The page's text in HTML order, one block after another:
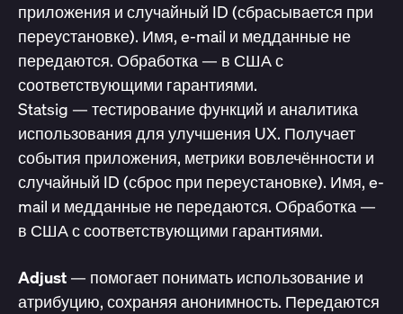
приложения и случайный ID (сбрасывается при
переустановке). Имя, e-mail и медданные не
передаются. Обработка — в США с
соответствующими гарантиями.
Statsig — тестирование функций и аналитика
использования для улучшения UX. Получает
события приложения, метрики вовлечённости и
случайный ID (сброс при переустановке). Имя, e-
mail и медданные не передаются. Обработка —
в США с соответствующими гарантиями.
Adjust — помогает понимать использование и
атрибуцию, сохраняя анонимность. Передаются